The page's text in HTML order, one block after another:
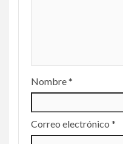
Nombre*
Correo electrónico *